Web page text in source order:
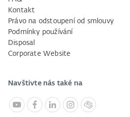
Kontakt
Právo na odstoupení od smlouvy
Podmínky používání
Disposal
Corporate Website
Navštivte nás také na